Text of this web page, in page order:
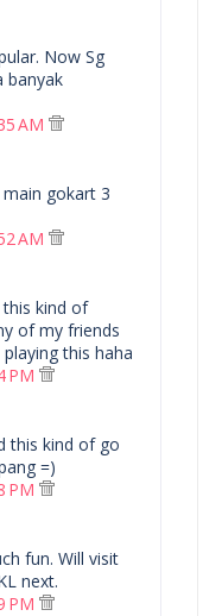
Now Sg
banyak
AM
gokart 3
AM
kind of
of my friends
this haha
PM
this kind of go
=)
PM
fun. Will visit
next.
PM